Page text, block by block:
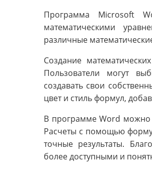
Программа Microsoft
математическими
различные
Создание
Пользователи могут
создавать свои
цвет и стиль формул,
В программе Word можно
Расчеты с помощью
точные результаты.
более доступными и